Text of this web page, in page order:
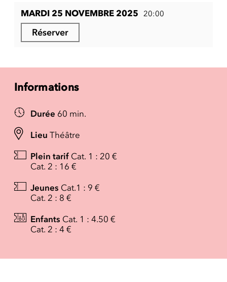
MARDI 25 NOVEMBRE 2025 20:00
Réserver
Informations
Durée 60 min.
Lieu Théâtre
Plein tarif Cat. 1 : 20 €
Cat. 2 : 16 €
Jeunes Cat.1 : 9 €
Cat. 2 : 8 €
Enfants Cat. 1 : 4.50 €
Cat. 2 : 4 €